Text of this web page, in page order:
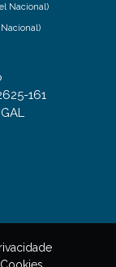
Nacional)
161